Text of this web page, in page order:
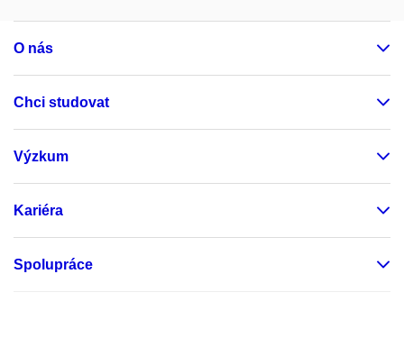
O nás
Chci studovat
Výzkum
Kariéra
Spolupráce